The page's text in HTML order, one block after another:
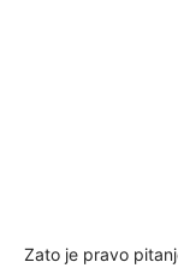
Zato je pravo